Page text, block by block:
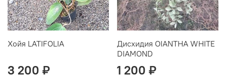
Хойя LATIFOLIA
3 200 ₽
Дисхидия OIANTHA WHITE
DIAMOND
1 200 ₽